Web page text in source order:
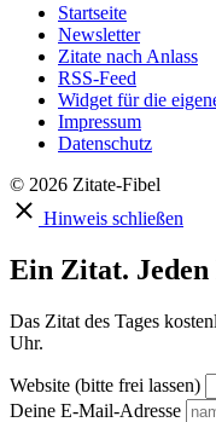
Startseite
Newsletter
Zitate nach Anlass
RSS-Feed
Widget für die
Impressum
Datenschutz
© 2026 Zitate-Fibel
Hinweis schließen
Ein Zitat.
Das Zitat des Tages
Uhr.
Website (bitte frei lassen)
Deine E-Mail-Adresse